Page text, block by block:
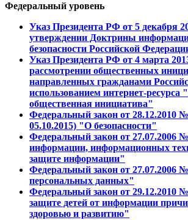
Федеральный уровень
Указ Президента РФ от 5 декабря
утверждении Доктрины
безопасности Российской
Указ Президента РФ от 4 марта
рассмотрении общественных
направленных гражданами
использованием интернет-ресурса
общественная инициатива"
Федеральный закон от 28.12.2010
05.10.2015) "О безопасности"
Федеральный закон от 27.07.2006
информации, информационных
защите информации"
Федеральный закон от 27.07.2006
персональных данных"
Федеральный закон от 29.12.2010
защите детей от информации
здоровью и развитию"